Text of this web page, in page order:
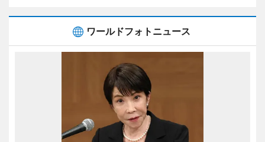
ワールドフォトニュース